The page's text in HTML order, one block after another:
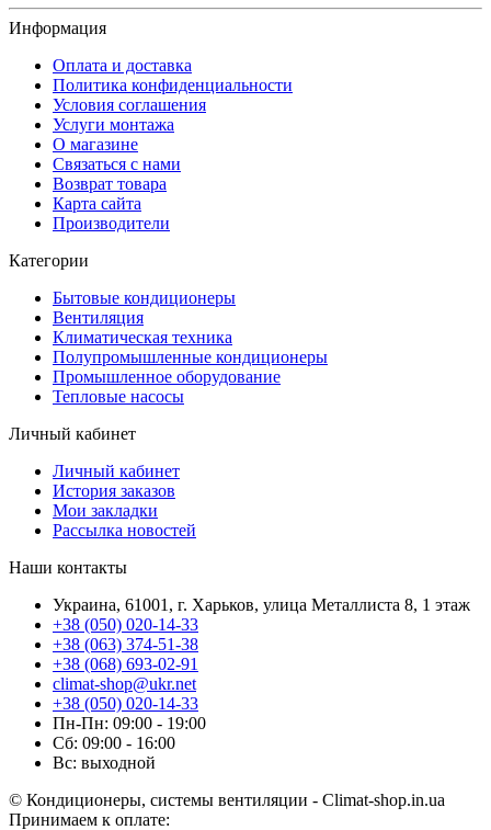
Информация
Оплата и доставка
Политика конфиденциальности
Условия соглашения
Услуги монтажа
О магазине
Связаться с нами
Возврат товара
Карта сайта
Производители
Категории
Бытовые кондиционеры
Вентиляция
Климатическая техника
Полупромышленные кондиционеры
Промышленное оборудование
Тепловые насосы
Личный кабинет
Личный кабинет
История заказов
Мои закладки
Рассылка новостей
Наши контакты
Украина, 61001, г. Харьков, улица Металлиста 8, 1 этаж
+38 (050) 020-14-33
+38 (063) 374-51-38
+38 (068) 693-02-91
climat-shop@ukr.net
+38 (050) 020-14-33
Пн-Пн: 09:00 - 19:00
Сб: 09:00 - 16:00
Вс: выходной
© Кондиционеры, системы вентиляции - Climat-shop.in.ua
Принимаем к оплате: